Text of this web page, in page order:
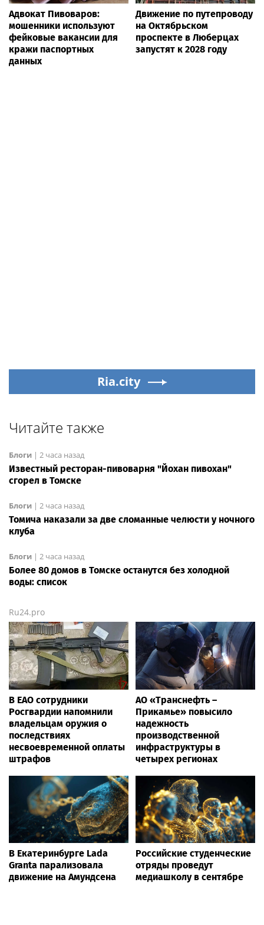
Адвокат Пивоваров:
мошенники используют
фейковые вакансии для
кражи паспортных
данных
Движение по путепроводу
на Октябрьском
проспекте в Люберцах
запустят к 2028 году
Ria.city
Читайте также
Блоги | 2 часа назад
Известный ресторан-пивоварня "Йохан пивохан"
сгорел в Томске
Блоги | 2 часа назад
Томича наказали за две сломанные челюсти у ночного
клуба
Блоги | 2 часа назад
Более 80 домов в Томске останутся без холодной
воды: список
Ru24.pro
В ЕАО сотрудники
Росгвардии напомнили
владельцам оружия о
последствиях
несвоевременной оплаты
штрафов
АО «Транснефть –
Прикамье» повысило
надежность
производственной
инфраструктуры в
четырех регионах
В Екатеринбурге Lada
Granta парализовала
движение на Амундсена
Российские студенческие
отряды проведут
медиашколу в сентябре